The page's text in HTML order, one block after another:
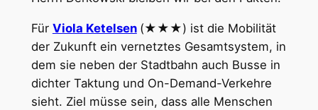
Für Viola Ketelsen (★★★) ist die Mobilität
der Zukunft ein vernetztes Gesamtsystem, in
dem sie neben der Stadtbahn auch Busse in
dichter Taktung und On-Demand-Verkehre
sieht. Ziel müsse sein, dass alle Menschen